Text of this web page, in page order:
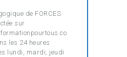
de FORCES
sur
les 24 heures
lundi, mardi, jeudi